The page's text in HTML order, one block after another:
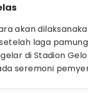
akan
laga
di Stadion
seremoni